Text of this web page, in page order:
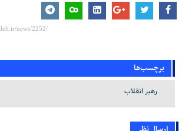
برچسب‌ها
رهبر انقلاب